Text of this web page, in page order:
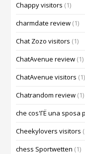
Chappy visitors (1)
charmdate review (1)
Chat Zozo visitors (1)
ChatAvenue review (1)
ChatAvenue visitors (1)
Chatrandom review (1)
che cos'ГЁ una sposa
Cheekylovers visitors
chess Sportwetten (1)